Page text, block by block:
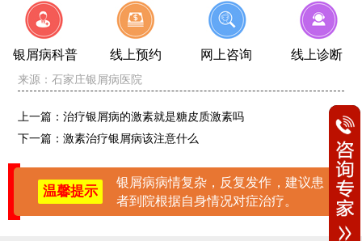
银屑病科普 线上预约 网上咨询 线上诊断
来源：石家庄银屑病医院
上一篇：治疗银屑病的激素就是糖皮质激素吗
下一篇：激素治疗银屑病该注意什么
温馨提示
银屑病病情复杂，反复发作，建议患
者到院根据自身情况对症治疗。